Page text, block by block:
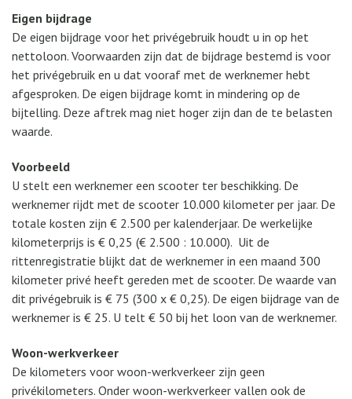
Eigen bijdrage
De eigen bijdrage voor het privégebruik houdt u in op het
nettoloon. Voorwaarden zijn dat de bijdrage bestemd is voor
het privégebruik en u dat vooraf met de werknemer hebt
afgesproken. De eigen bijdrage komt in mindering op de
bijtelling. Deze aftrek mag niet hoger zijn dan de te belasten
waarde.
Voorbeeld
U stelt een werknemer een scooter ter beschikking. De
werknemer rijdt met de scooter 10.000 kilometer per jaar. De
totale kosten zijn € 2.500 per kalenderjaar. De werkelijke
kilometerprijs is € 0,25 (€ 2.500 : 10.000). Uit de
rittenregistratie blijkt dat de werknemer in een maand 300
kilometer privé heeft gereden met de scooter. De waarde van
dit privégebruik is € 75 (300 x € 0,25). De eigen bijdrage van de
werknemer is € 25. U telt € 50 bij het loon van de werknemer.
Woon-werkverkeer
De kilometers voor woon-werkverkeer zijn geen
privékilometers. Onder woon-werkverkeer vallen ook de